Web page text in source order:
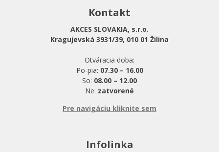
Kontakt
AKCES SLOVAKIA, s.r.o.
Kragujevská 3931/39, 010 01 Žilina
Otváracia doba:
Po-pia: 07.30 – 16.00
So: 08.00 – 12.00
Ne: zatvorené
Pre navigáciu kliknite sem
Infolinka